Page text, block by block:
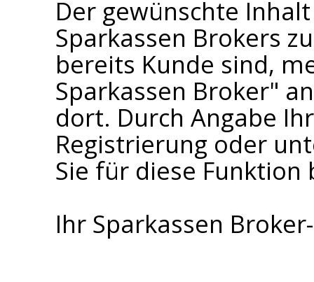
Der gewünschte
Sparkassen Brokers
bereits Kunde sind,
Sparkassen Broker"
dort. Durch Angabe
Registrierung oder
Sie für diese Funktion
Ihr Sparkassen